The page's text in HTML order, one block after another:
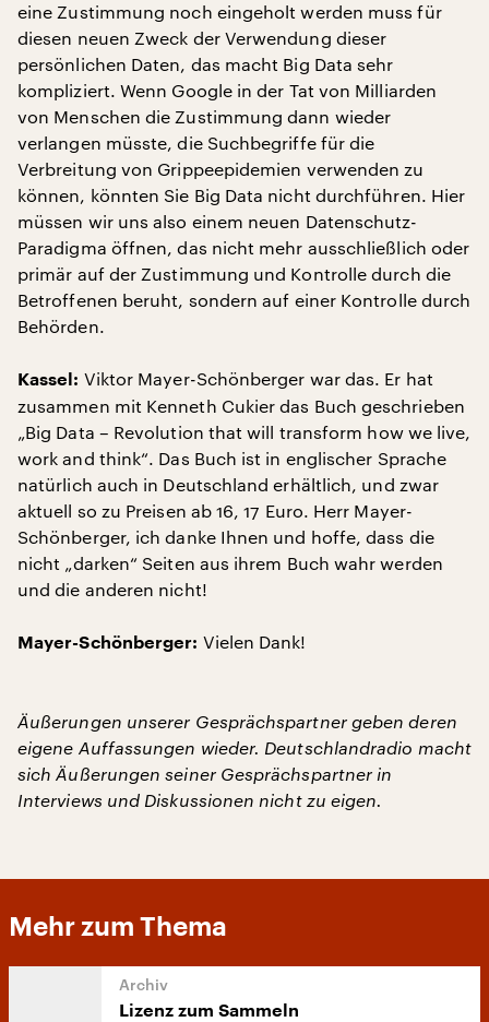
eine Zustimmung noch eingeholt werden muss für
diesen neuen Zweck der Verwendung dieser
persönlichen Daten, das macht Big Data sehr
kompliziert. Wenn Google in der Tat von Milliarden
von Menschen die Zustimmung dann wieder
verlangen müsste, die Suchbegriffe für die
Verbreitung von Grippeepidemien verwenden zu
können, könnten Sie Big Data nicht durchführen. Hier
müssen wir uns also einem neuen Datenschutz-
Paradigma öffnen, das nicht mehr ausschließlich oder
primär auf der Zustimmung und Kontrolle durch die
Betroffenen beruht, sondern auf einer Kontrolle durch
Behörden.
Kassel: Viktor Mayer-Schönberger war das. Er hat
zusammen mit Kenneth Cukier das Buch geschrieben
„Big Data – Revolution that will transform how we live,
work and think“. Das Buch ist in englischer Sprache
natürlich auch in Deutschland erhältlich, und zwar
aktuell so zu Preisen ab 16, 17 Euro. Herr Mayer-
Schönberger, ich danke Ihnen und hoffe, dass die
nicht „darken“ Seiten aus ihrem Buch wahr werden
und die anderen nicht!
Mayer-Schönberger: Vielen Dank!
Äußerungen unserer Gesprächspartner geben deren
eigene Auffassungen wieder. Deutschlandradio macht
sich Äußerungen seiner Gesprächspartner in
Interviews und Diskussionen nicht zu eigen.
Mehr zum Thema
Lizenz zum Sammeln